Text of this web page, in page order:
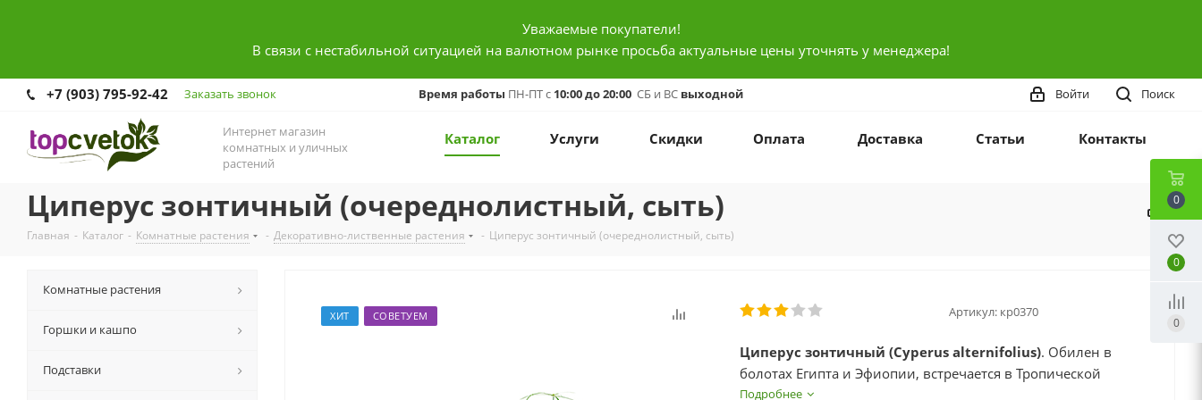
Уважаемые покупатели!
В связи с нестабильной ситуацией на валютном рынке просьба актуальные цены уточнять у менеджера!
+7 (903) 795-92-42 Заказать звонок Время работы ПН-ПТ с 10:00 до 20:00 СБ и ВС выходной Поиск
Войти
Интернет магазин
комнатных и уличных
растений
Каталог Услуги Скидки Оплата Доставка Статьи Контакты
Циперус зонтичный (очереднолистный, сыть)
Главная - Каталог - Комнатные растения - Декоративно-лиственные растения - Циперус зонтичный (очереднолистный, сыть)
ХИТ СОВЕТУЕМ Артикул: кр0370
Циперус зонтичный (Cyperus alternifolius). Обилен в
болотах Египта и Эфиопии, встречается в Тропической
Центральной Африке. Многолетнее травянистое растение,
Подробнее
Комнатные растения
Горшки и кашпо
Подставки
0
0
0